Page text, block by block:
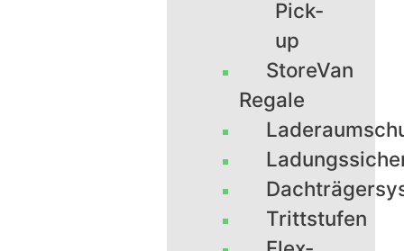
Pick-
up
StoreVan
Regale
Trittstufen